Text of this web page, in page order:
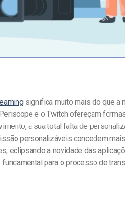
significa muito mais do que a
e o Twitch ofereçam formas
a sua total falta de
personalizáveis concedem mais
eclipsando a novidade das
para o processo de